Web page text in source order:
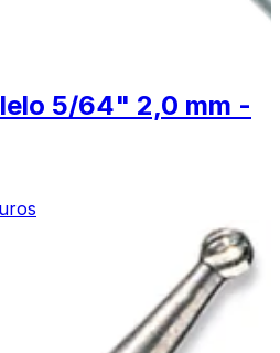
5/64" 2,0 mm -